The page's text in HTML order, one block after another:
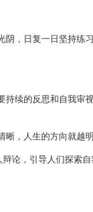
阴，日复一日坚持练
持续的反思和自我审
，人生的方向就越明
论，引导人们探索